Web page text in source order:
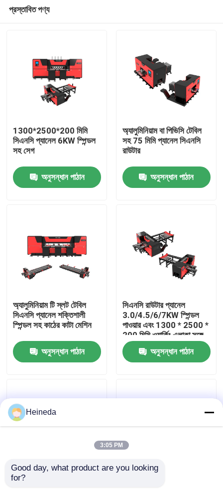
পণ্য
আমাদের সম্পর্কে
কারখানা ভ্রমণ
মান নিয়ন্ত্রণ
যোগাযোগ করুন
খবর
উদ্ধৃতির জন্য আবেদন
প্রস্তাবিত পণ্য
1300*2500*200 মিমি
সিএনসি প্যানেল 6KW স্পিন্ডল
সহ সেগ
অনুসন্ধান পাঠান
অ্যালুমিনিয়াম বা পিভিসি টেবিল
সহ 75 মিমি প্যানেল সিএনসি
রাউটার
অনুসন্ধান পাঠান
অ্যালুমিনিয়াম টি স্লট টেবিল
সিএনসি প্যানেল শক্তিশালী
স্পিন্ডল সহ কাঠের কাটা মেশিন
অনুসন্ধান পাঠান
সিএনসি রাউটার প্যানেল
3.0/4.5/6/7KW স্পিন্ডল
পাওয়ার এবং 1300 * 2500 *
200 মিমি ওয়ার্কিং এলাকা সঙ্গে
Saw
অনুসন্ধান পাঠান
কাটিয়া বোর্ডের জন্য অনুভূমিক
Heineda
3:05 PM
Good day, what product are you looking
for?